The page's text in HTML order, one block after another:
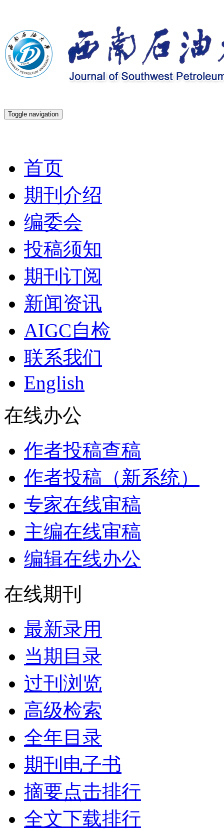
Toggle navigation
首页
期刊介绍
编委会
投稿须知
期刊订阅
新闻资讯
AIGC自检
联系我们
English
在线办公
作者投稿查稿
作者投稿（新系统）
专家在线审稿
主编在线审稿
编辑在线办公
在线期刊
最新录用
当期目录
过刊浏览
高级检索
全年目录
期刊电子书
摘要点击排行
全文下载排行